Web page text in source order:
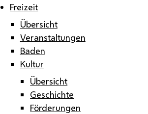
Freizeit
Übersicht
Veranstaltungen
Baden
Kultur
Übersicht
Geschichte
Förderungen